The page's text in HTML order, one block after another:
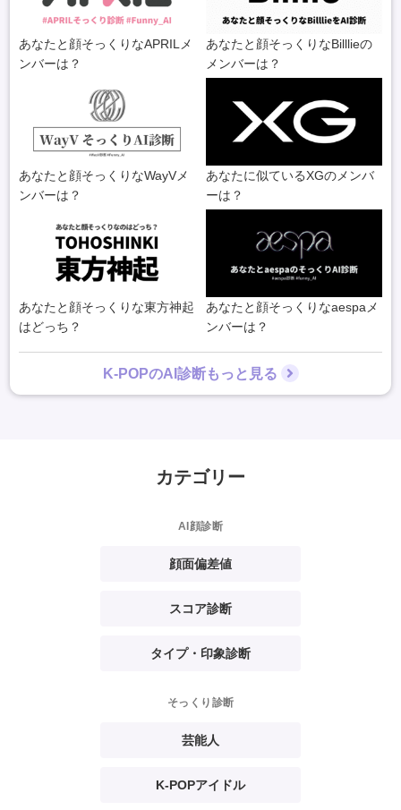
あなたと顔そっくりなAPRILメ
ンバーは？
あなたと顔そっくりなBilllieの
メンバーは？
あなたと顔そっくりなWayVメ
ンバーは？
あなたに似ているXGのメンバ
ーは？
あなたと顔そっくりな東方神起
はどっち？
あなたと顔そっくりなaespaメ
ンバーは？
K-POPのAI診断もっと見る
カテゴリー
AI顔診断
顔面偏差値
スコア診断
タイプ・印象診断
そっくり診断
芸能人
K-POPアイドル